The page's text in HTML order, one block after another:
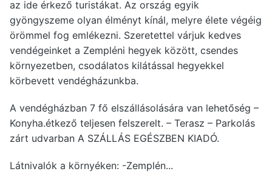
az ide érkező turistákat. Az ország egyik
gyöngyszeme olyan élményt kínál, melyre élete végéig
örömmel fog emlékezni. Szeretettel várjuk kedves
vendégeinket a Zempléni hegyek között, csendes
környezetben, csodálatos kilátással hegyekkel
körbevett vendégházunkba.
A vendégházban 7 fő elszállásolására van lehetőség –
Konyha.étkező teljesen felszerelt. – Terasz – Parkolás
zárt udvarban A SZÁLLÁS EGÉSZBEN KIADÓ.
Látnivalók a környéken: -Zemplén...